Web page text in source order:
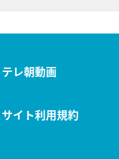
テレ朝動画
サイト利用規約